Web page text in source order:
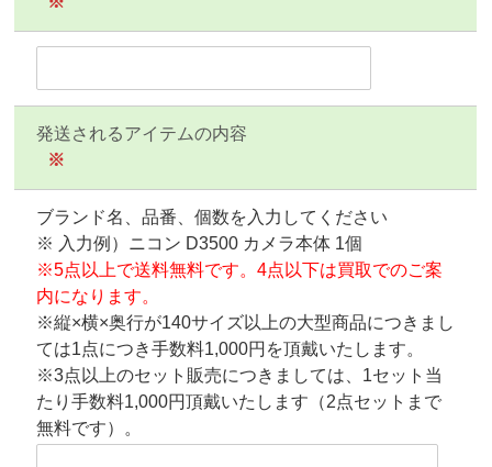
発送されるアイテムの内容
※
ブランド名、品番、個数を入力してください
※ 入力例）ニコン D3500 カメラ本体 1個
※5点以上で送料無料です。4点以下は買取でのご案
内になります。
※縦×横×奥行が140サイズ以上の大型商品につきまし
ては1点につき手数料1,000円を頂戴いたします。
※3点以上のセット販売につきましては、1セット当
たり手数料1,000円頂戴いたします（2点セットまで
無料です）。